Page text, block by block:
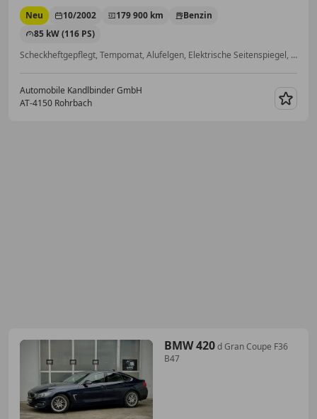
Neu 10/2002 179 900 km
Benzin
85 kW (116 PS)
Scheckheftgepflegt, Tempomat, Alufelgen, Elektrische Seitenspiegel, Bluetooth, Servolenkung
Automobile Kandlbinder GmbH
AT-4150 Rohrbach
BMW 420d Gran Coupe F36
B47